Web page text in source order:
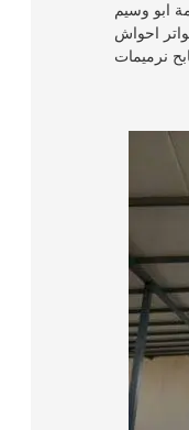
ابو وسيم
احواش
نرميمات